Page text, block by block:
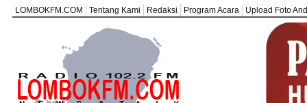
LOMBOKFM.COM Tentang Kami Redaksi Program Acara Upload Foto